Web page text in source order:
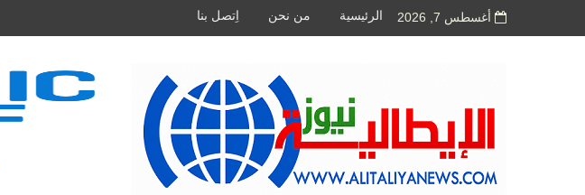
أغسطس 7, 2026 الرئيسية من نحن اِتصل بنا